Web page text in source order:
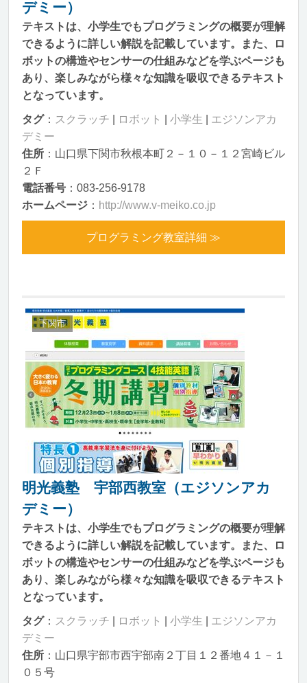
デミー）
テキストは、小学生でもプログラミングの概要が理解
できるように詳しい解説を記載しています。また、ロ
ボットの構造やセンサーの仕組みなどを学ぶページも
あり、楽しみながら様々な知識を吸収できるテキスト
となっています。
タグ： スクラッチ ロボット 小学生
エジソンアカ
デミー
住所 ：山口県下関市秋根本町２－１０－１２宮崎ビル
２Ｆ
電話番号 ：083-256-9178
ホームページ ： http://www.v-meiko.co.jp
プログラミング教室詳細 ≫
下関市
明光義塾 宇部西教室（エジソンアカ
デミー）
テキストは、小学生でもプログラミングの概要が理解
できるように詳しい解説を記載しています。また、ロ
ボットの構造やセンサーの仕組みなどを学ぶページも
あり、楽しみながら様々な知識を吸収できるテキスト
となっています。
タグ： スクラッチ ロボット 小学生
エジソンアカ
デミー
住所 ：山口県宇部市西宇部南２丁目１２番地４１－１
０５号